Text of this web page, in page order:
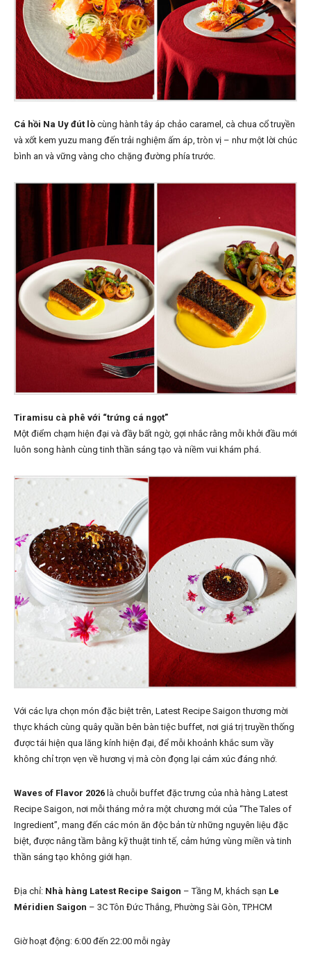
Cá hồi Na Uy đút lò cùng hành tây áp chảo caramel, cà chua cổ truyền
và xốt kem yuzu mang đến trải nghiệm ấm áp, tròn vị – như một lời chúc
bình an và vững vàng cho chặng đường phía trước.
Tiramisu cà phê với “trứng cá ngọt”
Một điểm chạm hiện đại và đầy bất ngờ, gợi nhắc rằng mỗi khởi đầu mới
luôn song hành cùng tinh thần sáng tạo và niềm vui khám phá.
Với các lựa chọn món đặc biệt trên, Latest Recipe Saigon thương mời
thực khách cùng quây quần bên bàn tiệc buffet, nơi giá trị truyền thống
được tái hiện qua lăng kính hiện đại, để mỗi khoảnh khắc sum vầy
không chỉ trọn vẹn về hương vị mà còn đọng lại cảm xúc đáng nhớ.
Waves of Flavor 2026 là chuỗi buffet đặc trưng của nhà hàng Latest
Recipe Saigon, nơi mỗi tháng mở ra một chương mới của “The Tales of
Ingredient”, mang đến các món ăn độc bản từ những nguyên liệu đặc
biệt, được nâng tầm bằng kỹ thuật tinh tế, cảm hứng vùng miền và tinh
thần sáng tạo không giới hạn.
Địa chỉ: Nhà hàng Latest Recipe Saigon – Tầng M, khách sạn Le
Méridien Saigon – 3C Tôn Đức Thắng, Phường Sài Gòn, TP.HCM
Giờ hoạt động: 6:00 đến 22:00 mỗi ngày